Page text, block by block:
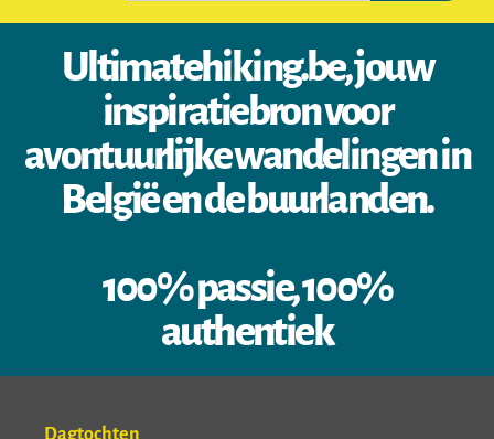
Ultimatehiking.be, jouw
inspiratiebron voor
avontuurlijke wandelingen in
België en de buurlanden.
100% passie, 100%
authentiek
Dagtochten